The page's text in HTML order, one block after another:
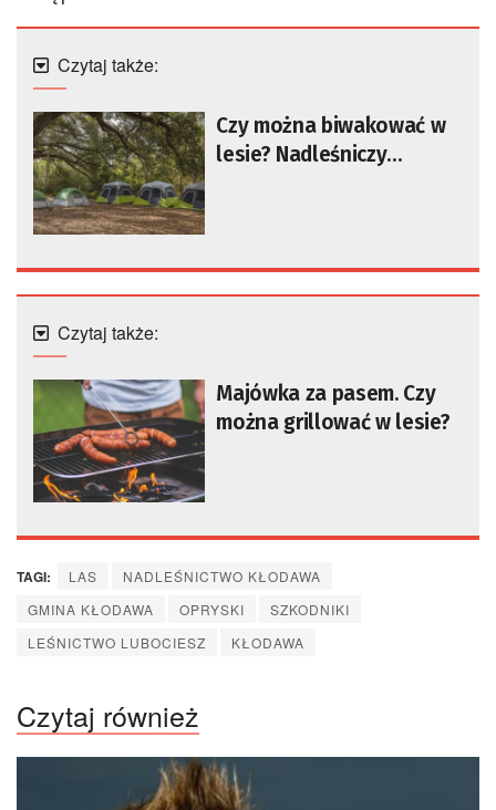
Czytaj także:
Czy można biwakować w
lesie? Nadleśniczy
Czytaj także:
Majówka za pasem. Czy
można grillować w lesie?
TAGI: LAS
NADLEŚNICTWO KŁODAWA
GMINA KŁODAWA
OPRYSKI
SZKODNIKI
LEŚNICTWO LUBOCIESZ
KŁODAWA
Czytaj również